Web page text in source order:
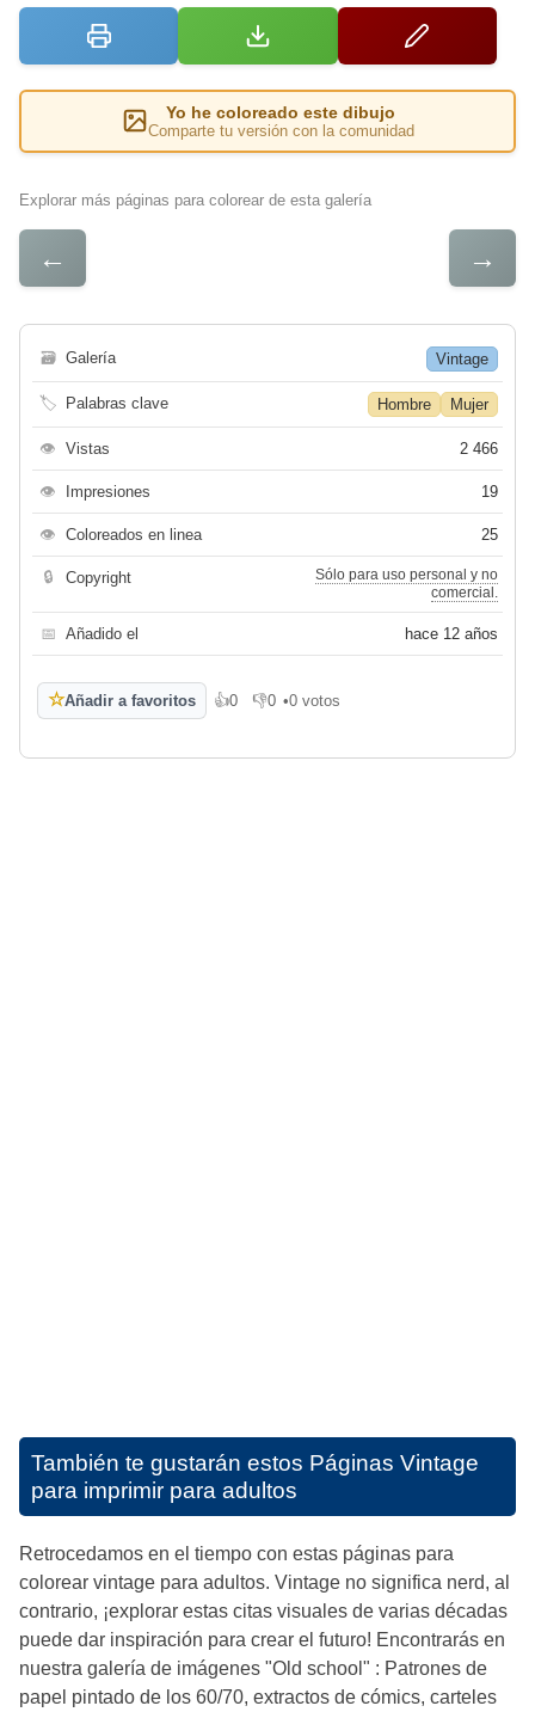
Yo he coloreado este dibujo
Comparte tu versión con la comunidad
Explorar más páginas para colorear de esta galería
← →
🗃 Galería Vintage
🏷 Palabras clave Hombre Mujer
👁 Vistas 2 466
👁 Impresiones 19
👁 Coloreados en linea 25
🔒 Copyright
Sólo para uso personal y no
comercial.
📅 Añadido el hace 12 años
☆Añadir a favoritos 👍0
Me gusta
👎0
No me gusta
•0 votos
También te gustarán estos Páginas Vintage
para imprimir para adultos
Retrocedamos en el tiempo con estas páginas para
colorear vintage para adultos. Vintage no significa nerd, al
contrario, ¡explorar estas citas visuales de varias décadas
puede dar inspiración para crear el futuro! Encontrarás en
nuestra galería de imágenes "Old school" : Patrones de
papel pintado de los 60/70, extractos de cómics, carteles